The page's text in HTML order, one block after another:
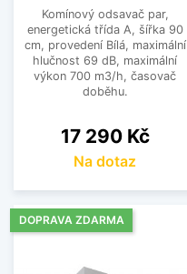
Komínový odsavač par,
energetická třída A, šířka 90
cm, provedení Bílá, maximální
hlučnost 69 dB, maximální
výkon 700 m3/h, časovač
doběhu.
Cena
17 290 Kč
Na dotaz
DOPRAVA ZDARMA